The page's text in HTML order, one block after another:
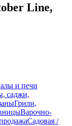
Line,
и печи
саджи,
Грили,
Варочно-
Садовая /